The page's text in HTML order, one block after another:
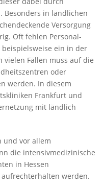
in ländlichen
Versorgung
Oft fehlen Personal-
ein in der
Fällen muss auf die
oder
werden. In diesem
Frankfurt und
mit ländlich
und vor allem
die intensivmedizinische
in Hessen
werden.